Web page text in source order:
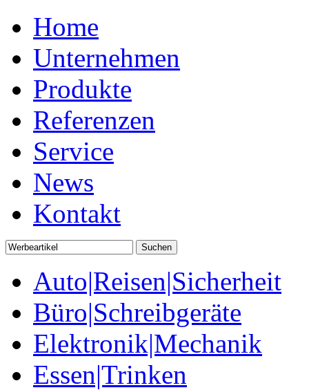
Home
Unternehmen
Produkte
Referenzen
Service
News
Kontakt
Auto|Reisen|Sicherheit
Büro|Schreibgeräte
Elektronik|Mechanik
Essen|Trinken